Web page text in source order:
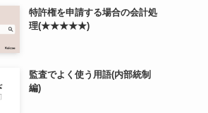
特許権を申請する場合の会計処
理(★★★★★)
監査でよく使う用語(内部統制
編)